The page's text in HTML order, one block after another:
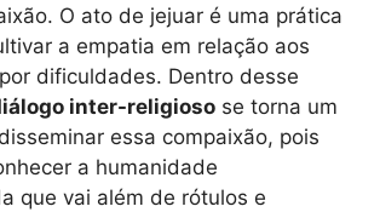
O ato de jejuar é uma prática
a empatia em relação aos
dificuldades. Dentro desse
inter-religioso se torna um
essa compaixão, pois
a humanidade
que vai além de rótulos e